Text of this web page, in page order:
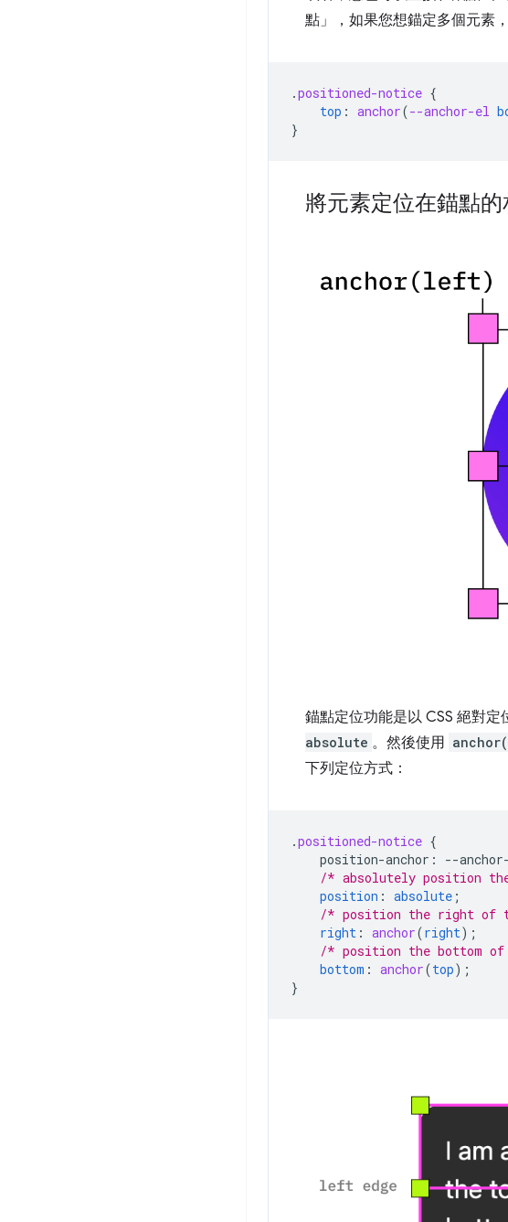
點」
，如果您想錨定多個元素
.positioned-notice {
top : anchor(--anchor-el
}
將元素定位在錨點
錨點定位功能是以 CSS 絕對
absolute 。然後使用
下列定位方式：
.positioned-notice {
position-anchor : --
/* absolutely position
position : absolute ;
/* position the right of
right : anchor(right);
/* position the bottom of
bottom : anchor(top);
}